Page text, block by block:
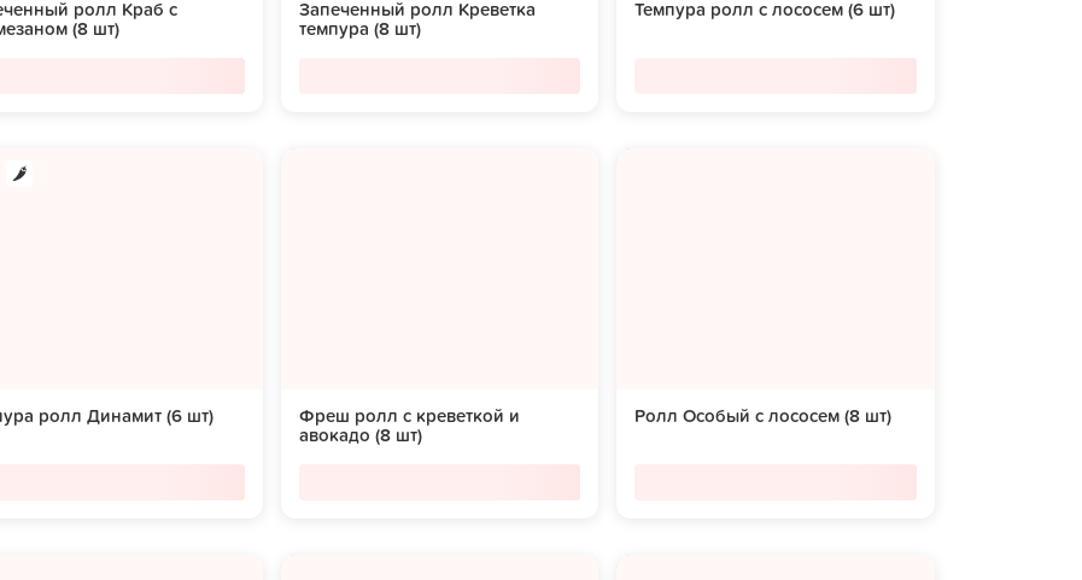
ролл Краб с
(8 шт)
Запеченный ролл Креветка
темпура (8 шт)
Темпура ролл с лососем (6 шт)
ролл Динамит (6 шт)
Фреш ролл с креветкой и
авокадо (8 шт)
Ролл Особый с лососем (8 шт)